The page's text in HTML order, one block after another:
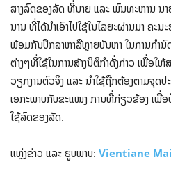
ສາງລົດຂອງລັດ ທີ່ນາຍ ແລະ ພົນທະຫານ ນ
ນານ ທີ່ໄດ້ນໍາເອົາໄປໃຊ້ໃນໄລຍະຜ່ານມາ ຄະ
ພ້ອມກັນປຶກສາຫາລືຫຼາຍບັນຫາ ໃນການກໍານົດ
ຕ່າງໆທີ່ໃຊ້ໃນການສ້າງນິຕິກໍາດັ່ງກ່າວ ເພື່ອໃ
ວຽກງານຕົວຈິງ ແລະ ນໍາໃຊ້ຖືກຕ້ອງຕາມຈຸດ
ເອກະພາບກັບຂະແໜງ ການທີ່ກ່ຽວຂ້ອງ ເພື່ອ
ໃຊ້ລົດຂອງລັດ.
ແຫຼ່ງຂ່າວ ແລະ ຮູບພາບ: Vientiane Mai